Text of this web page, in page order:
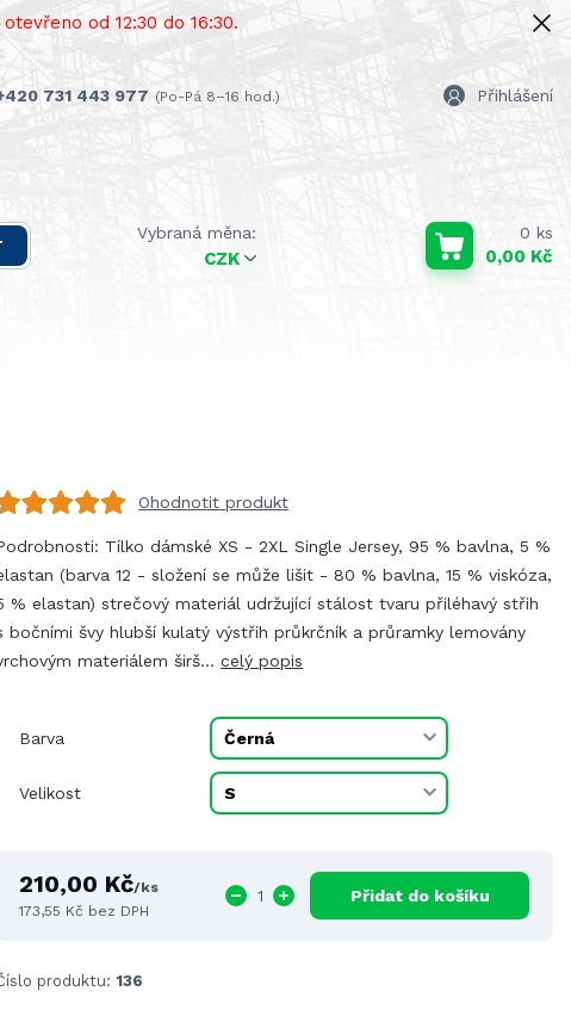
od 12:30 do 16:30.
CZK
Přihlášení
731 443 977 (Po-Pá 8–16 hod.)
0 ks
0,00 Kč
Ohodnotit produkt
Tílko dámské XS - 2XL Single Jersey, 95 % bavlna, 5 %
(barva 12 - složení se může lišit - 80 % bavlna, 15 % viskóza,
% elastan) strečový materiál udržující stálost tvaru přiléhavý střih
bočními švy hlubší kulatý výstřih průkrčník a průramky lemovány
materiálem širš...celý popis
Barva
Velikost
210,00 Kč/ks
173,55 Kč bez DPH
Přidat do košíku
produktu: 136